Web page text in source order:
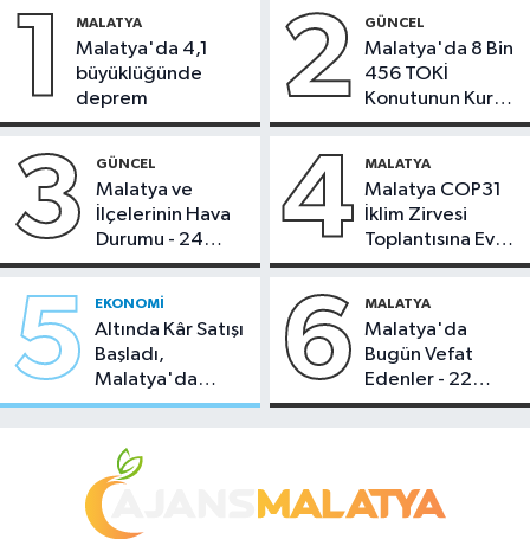
1 MALATYA
Malatya'da 4,1
büyüklüğünde
deprem
2 GÜNCEL
Malatya'da 8 Bin
456 TOKİ
Konutunun Kurası
Bugün Çekiliyor
3 GÜNCEL
Malatya ve
İlçelerinin Hava
Durumu - 24
Temmuz 2026
4 MALATYA
Malatya COP31
İklim Zirvesi
Toplantısına Ev
Sahipliği Yaptı
5 EKONOMI
Altında Kâr Satışı
Başladı,
Malatya'da
Makas Ne
6 MALATYA
Malatya'da
Bugün Vefat
Edenler - 22
Temmuz 2026